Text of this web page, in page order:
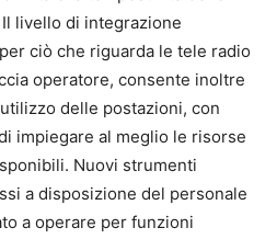
livello di integrazione
ciò che riguarda le tele radio
operatore, consente inoltre
delle postazioni, con
impiegare al meglio le risorse
Nuovi strumenti
a disposizione del personale
a operare per funzioni